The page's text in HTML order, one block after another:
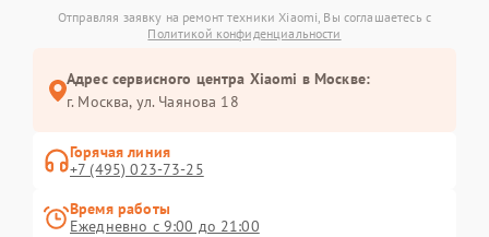
Отправляя заявку на ремонт техники Xiaomi, Вы соглашаетесь с
Политикой конфиденциальности
Адрес сервисного центра Xiaomi в Москве:
г. Москва, ул. Чаянова 18
Горячая линия
+7 (495) 023-73-25
Время работы
Ежедневно с 9:00 до 21:00